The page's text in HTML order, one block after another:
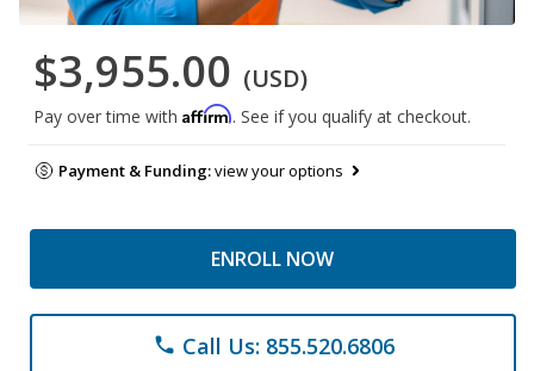
$3,955.00 (USD)
Pay over time with Affirm. See if you qualify at checkout.
Payment & Funding:view your options
ENROLL NOW
phone Call Us: 855.520.6806